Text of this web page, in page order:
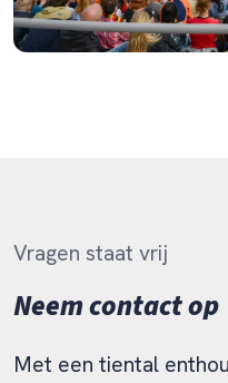
Vragen staat vrij
Neem contact op
Met een tiental